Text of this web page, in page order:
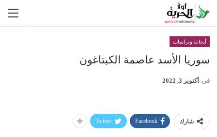
أبحاث ودراسات
سوريا الأسد عاصمة الكبتاغون
في أكتوبر 3, 2022
شارك Facebook
Twitter